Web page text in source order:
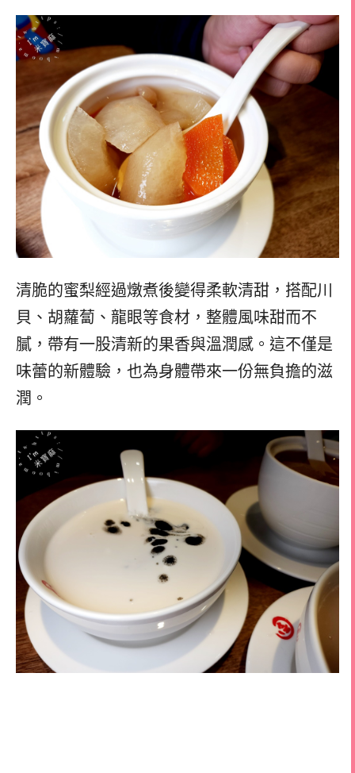
清脆的蜜梨經過燉煮後變得柔軟清甜，搭配川
貝、胡蘿蔔、龍眼等食材，整體風味甜而不
膩，帶有一股清新的果香與溫潤感。這不僅是
味蕾的新體驗，也為身體帶來一份無負擔的滋
潤。